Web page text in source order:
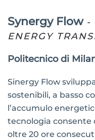
Synergy Flow -
ENERGY
Politecnico di
Sinergy Flow
sostenibili, a basso
l’accumulo
tecnologia consente
oltre 20 ore